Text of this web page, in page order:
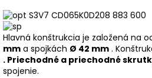
Hlavná konštrukcia je založená na
mm a spojkách Ø 42 mm .
. Priechodné a priechodné
spojenie.